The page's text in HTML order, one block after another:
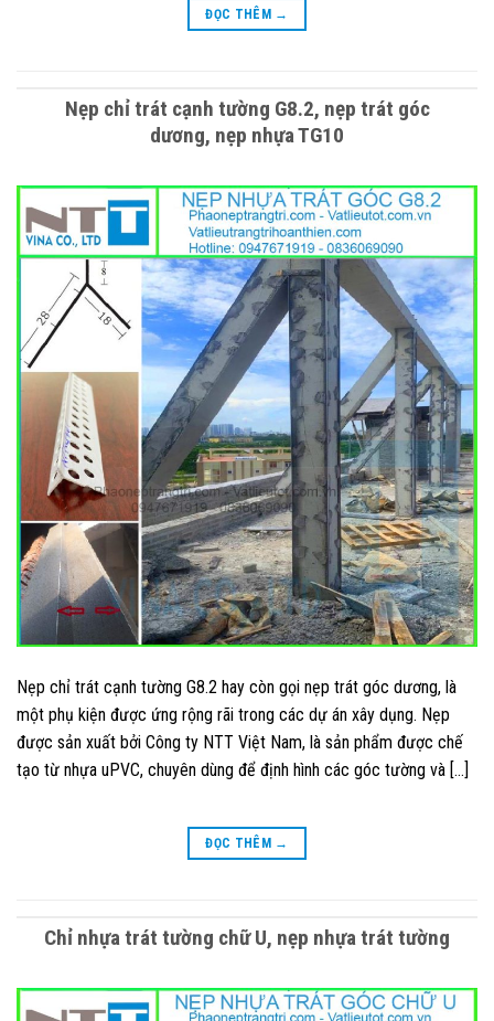
ĐỌC THÊM →
Nẹp chỉ trát cạnh tường G8.2, nẹp trát góc
dương, nẹp nhựa TG10
Nẹp chỉ trát cạnh tường G8.2 hay còn gọi nẹp trát góc dương, là
một phụ kiện được ứng rộng rãi trong các dự án xây dụng. Nẹp
được sản xuất bởi Công ty NTT Việt Nam, là sản phẩm được chế
tạo từ nhựa uPVC, chuyên dùng để định hình các góc tường và […]
ĐỌC THÊM →
Chỉ nhựa trát tường chữ U, nẹp nhựa trát tường